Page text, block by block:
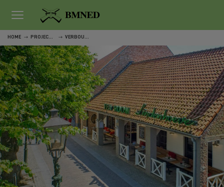
HOME PROJECTEN VERBOUWING EN UITBREIDING RESTAURANT - TEAROOM DE LINDENHOEVE TE SLUIS